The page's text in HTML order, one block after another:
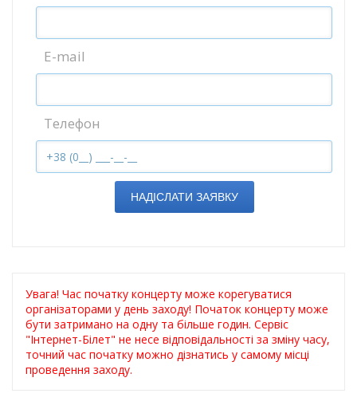
E-mail
Телефон
НАДІСЛАТИ ЗАЯВКУ
Увага! Час початку концерту може корегуватися
організаторами у день заходу! Початок концерту може
бути затримано на одну та більше годин. Сервіс
"Інтернет-Білет" не несе відповідальності за зміну часу,
точний час початку можно дізнатись у самому місці
проведення заходу.